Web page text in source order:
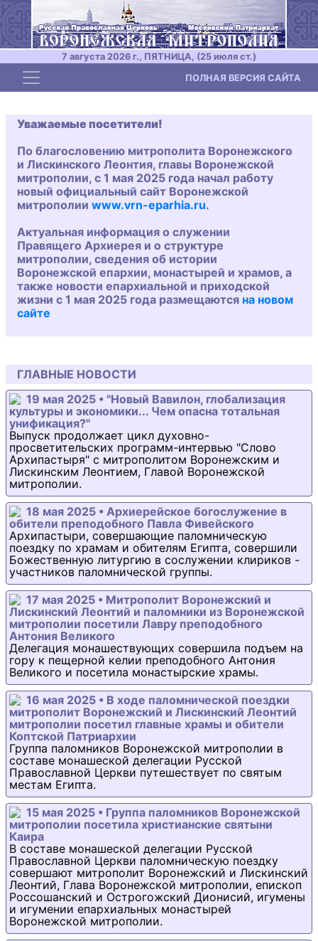
7 августа 2026 г., ПЯТНИЦА, (25 июля ст.)
Toggle navigation ПОЛНАЯ ВЕРСИЯ САЙТА
Уважаемые посетители!
По благословению митрополита Воронежского
и Лискинского Леонтия, главы Воронежской
митрополии, с 1 мая 2025 года начал работу
новый официальный сайт Воронежской
митрополии www.vrn-eparhia.ru.
Актуальная информация о служении
Правящего Архиерея и о структуре
митрополии, сведения об истории
Воронежской епархии, монастырей и храмов, а
также новости епархиальной и приходской
жизни с 1 мая 2025 года размещаются на новом
сайте
ГЛАВНЫЕ НОВОСТИ
19 мая 2025 • "Новый Вавилон, глобализация
культуры и экономики... Чем опасна тотальная
унификация?"
Выпуск продолжает цикл духовно-
просветительских программ-интервью "Слово
Архипастыря" с митрополитом Воронежским и
Лискинским Леонтием, Главой Воронежской
митрополии.
18 мая 2025 • Архиерейское богослужение в
обители преподобного Павла Фивейского
Архипастыри, совершающие паломническую
поездку по храмам и обителям Египта, совершили
Божественную литургию в сослужении клириков -
участников паломнической группы.
17 мая 2025 • Митрополит Воронежский и
Лискинский Леонтий и паломники из Воронежской
митрополии посетили Лавру преподобного
Антония Великого
Делегация монашествующих совершила подъем на
гору к пещерной келии преподобного Антония
Великого и посетила монастырские храмы.
16 мая 2025 • В ходе паломнической поездки
митрополит Воронежский и Лискинский Леонтий
митрополии посетил главные храмы и обители
Коптской Патриархии
Группа паломников Воронежской митрополии в
составе монашеской делегации Русской
Православной Церкви путешествует по святым
местам Египта.
15 мая 2025 • Группа паломников Воронежской
митрополии посетила христианские святыни
Каира
В составе монашеской делегации Русской
Православной Церкви паломническую поездку
совершают митрополит Воронежский и Лискинский
Леонтий, Глава Воронежской митрополии, епископ
Россошанский и Острогожский Дионисий, игумены
и игумении епархиальных монастырей
Воронежской митрополии.